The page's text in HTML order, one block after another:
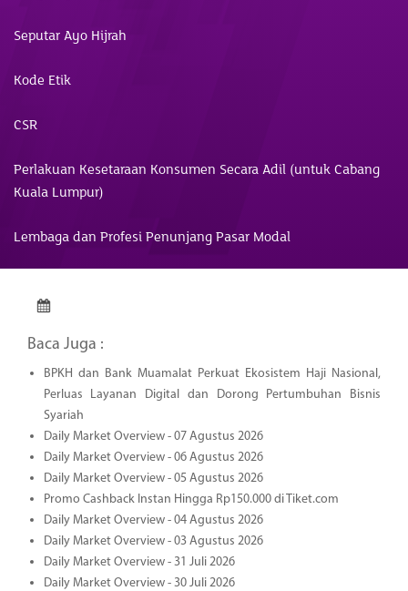
Seputar Ayo Hijrah
Kode Etik
CSR
Perlakuan Kesetaraan Konsumen Secara Adil (untuk Cabang
Kuala Lumpur)
Lembaga dan Profesi Penunjang Pasar Modal
Baca Juga :
BPKH dan Bank Muamalat Perkuat Ekosistem Haji Nasional,
Perluas Layanan Digital dan Dorong Pertumbuhan Bisnis
Syariah
Daily Market Overview - 07 Agustus 2026
Daily Market Overview - 06 Agustus 2026
Daily Market Overview - 05 Agustus 2026
Promo Cashback Instan Hingga Rp150.000 di Tiket.com
Daily Market Overview - 04 Agustus 2026
Daily Market Overview - 03 Agustus 2026
Daily Market Overview - 31 Juli 2026
Daily Market Overview - 30 Juli 2026